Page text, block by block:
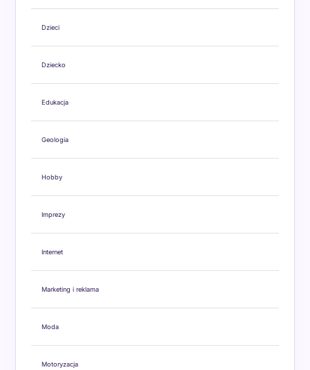
Dzieci
Dziecko
Edukacja
Geologia
Hobby
Imprezy
Internet
Marketing i reklama
Moda
Motoryzacja